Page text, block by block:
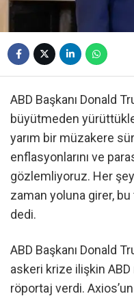
ABD Başkanı Donald
büyütmeden
yarım bir müzakere
enflasyonlarını ve
gözlemliyoruz. Her
zaman yoluna girer, bu
dedi.
ABD Başkanı Donald
askeri krize ilişkin
röportaj verdi.